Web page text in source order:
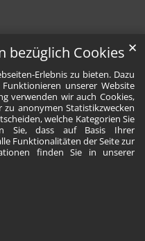
bezüglich Cookies
Erlebnis zu bieten. Dazu
unserer Website
verwenden wir auch Cookies,
anonymen Statistikzwecken
welche Kategorien Sie
Sie, dass auf Basis Ihrer
Funktionalitäten der Seite zur
finden Sie in unserer
✕